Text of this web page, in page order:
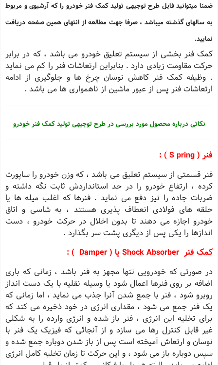
ضمنا میتوانید فایل طرح توجیهی تولید کمک فنر خودرو را که آرشیوی و مربوط
به سالهای گذشته میباشد ، صرفا جهت مطالعه از انتهای همین صفحه دریافت
نمایید.
کمک فنر بخشی از سیستم تعلیق خودرو می باشد ، که در برابر
حرکت مقاومت زیادی دارد . بنابراین ارتعاشات فنر را کم می نماید
. وظیفه کمک فنر کاهش نوسان چرخ ها و جلوگیری از ادامه
ارتعاشات فنر پس از عبور ماشین از ناهمواری ها می باشد .
نکاتی درباره محصول مورد بررسی در طرح توجیهی تولید کمک فنر خودرو
ﻓﻨﺮ ( S pring ) :
فنر قسمتی از سیستم تعلیق می باشد ، که وزن خودرو را ساپورت
کرده ، ارتفاع خودرو را در حد استانداردش ثابت نگه داشته و
ضربات جاده را نیز دفع می نماید . فنرها که اغلب میله ها یا
حلقه های فولادی انعطاف پذیری هستند ، به شاسی و اتاق
خودرو اجازه می دهند تا بدون اخلال در حرکت خودرو ، دست
اندازها را یکی پس از دیگری پشت سر بگذارد .
ﮐﻤﮏ ﻓﻨﺮ Shock Absorber یا ( Damper ) :
در صورتی که خودرویی تنها مجهز به فنر باشد ، زمانی که باری
اضافه بر روی فنرها اعمال شود یا وسیله نقلیه با یک دست انداز
روبرو شود ، فنر با جمع شدن آنرا جذب می نماید ، اما زمانی که
یک فنر جمع می شود ، مقداری انرژی در خود ذخیره می کند که
برای تخلیه این انرژی ، فنر باز شده و انرژی وارده را به شکلی
غیر قابل کنترل رها می سازد و از آنجائی که فیزیک یک فنر با
نوسان و ارتعاش آمیخته است پس از باز شدن دوباره جمع شده و
سپس دوباره باز می شود ، و این حرکت تا زمان تخلیه کامل انرژی